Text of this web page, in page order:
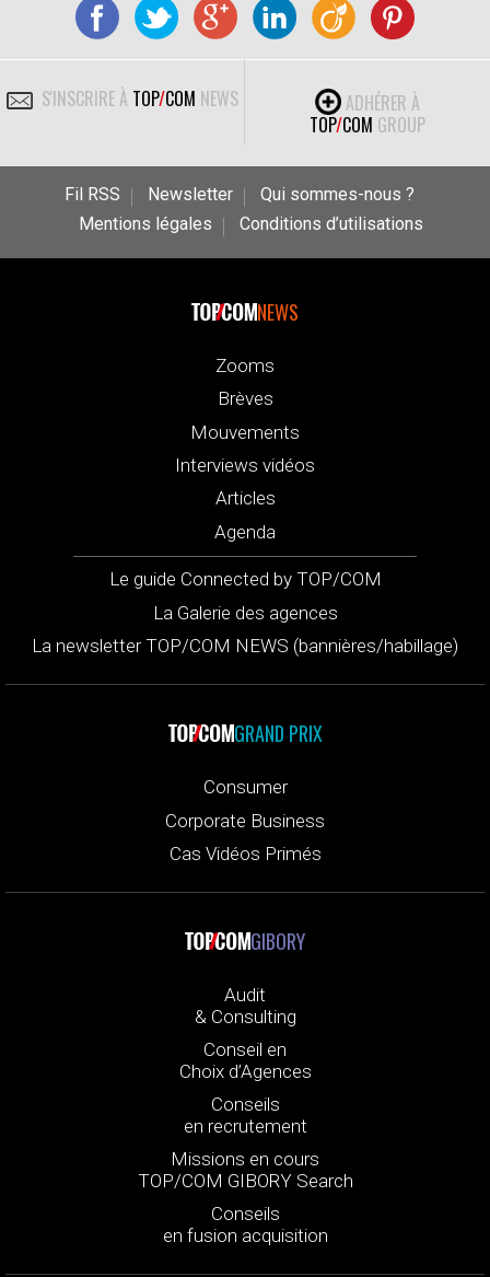
S'INSCRIRE À TOP/COM NEWS
ADHÉRER À
TOP/COM GROUP
Fil RSS Newsletter
Qui sommes-nous ?
Mentions légales
Conditions d’utilisations
NEWS
Zooms
Brèves
Mouvements
Interviews vidéos
Articles
Agenda
Le guide Connected by TOP/COM
La Galerie des agences
La newsletter TOP/COM NEWS (bannières/habillage)
GRAND PRIX
Consumer
Corporate Business
Cas Vidéos Primés
GIBORY
Audit
& Consulting
Conseil en
Choix d’Agences
Conseils
en recrutement
Missions en cours
TOP/COM GIBORY Search
Conseils
en fusion acquisition